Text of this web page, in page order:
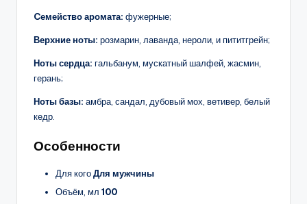
Cемейство аромата: фужерные;
Верхние ноты: розмарин, лаванда, нероли, и пититгрейн;
Ноты сердца: гальбанум, мускатный шалфей, жасмин,
герань;
Ноты базы: амбра, сандал, дубовый мох, ветивер, белый
кедр.
Особенности
Для когоДля мужчины
Объём, мл 100